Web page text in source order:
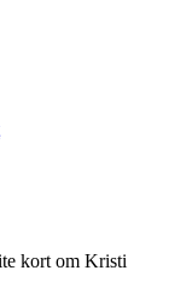
kort om Kristi